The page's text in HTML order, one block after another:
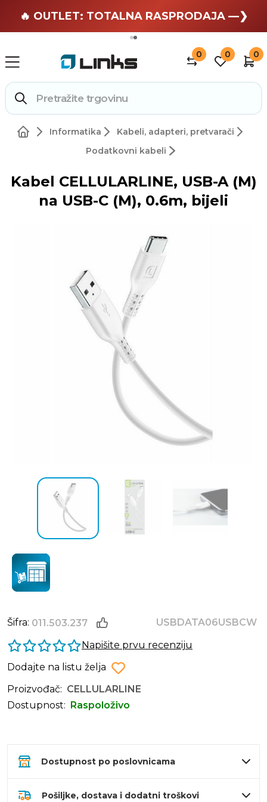
🏄 Zaslužuješ odmor —❯
🔥 OUTLET: TOTALNA RASPRODAJA —❯
0 0 0
Informatika
Kabeli, adapteri, pretvarači
Podatkovni kabeli
Kabel CELLULARLINE, USB-A (M)
na USB-C (M), 0.6m, bijeli
Šifra: 011.503.237
USBDATA06USBCW
Napišite prvu recenziju
Dodajte na listu želja
Proizvođač: CELLULARLINE
Dostupnost:
Raspoloživo
Dostupnost po poslovnicama
Pošiljke, dostava i dodatni troškovi